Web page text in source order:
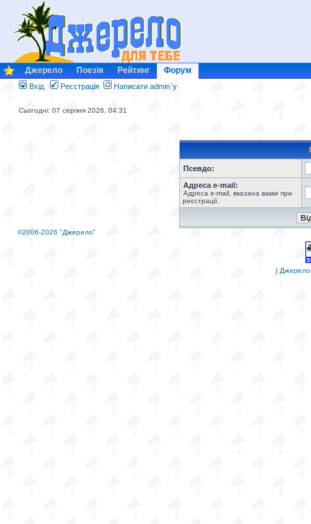
Джерело Поезія Рейтинг Форум
Вхід Реєстрація Написати admin`у
Сьогодні: 07 серпня 2026, 04:31
Псевдо:
Адреса e-mail:
Адреса e-mail, вказана вами при
реєстрації.
©2006-2026 "Джерело"
| Джерело